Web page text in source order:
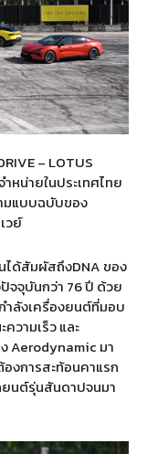
– LOTUS
ำหน่ายในประเทศไทย
มแบบฉบับของ
วย์
ได้สัมผัสถึงDNA ของ
จจุบันกว่า 76 ปี ด้วย
ำลังเครื่องยนต์ที่มอบ
วามเร็ว และ
Aerodynamic มา
งการสะท้อนคาแรก
นต์รุ่นสันดาปจนมา